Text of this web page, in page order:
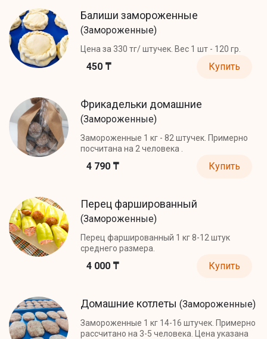
Балиши замороженные
(Замороженные)
Цена за 330 тг/ штучек. Вес 1 шт - 120 гр.
450 ₸ Купить
Фрикадельки домашние
(Замороженные)
Замороженные 1 кг - 82 штучек. Примерно
посчитана на 2 человека .
4 790 ₸ Купить
Перец фаршированный
(Замороженные)
Перец фаршированный 1 кг 8-12 штук
среднего размера.
4 000 ₸ Купить
Домашние котлеты (Замороженные)
Замороженные 1 кг 14-16 штучек. Примерно
рассчитано на 3-5 человека. Цена указана